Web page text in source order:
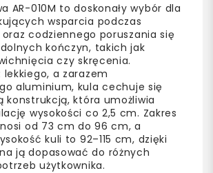
AR-010M to doskonały wybór dla
wsparcia podczas
codziennego poruszania się
kończyn, takich jak
czy skręcenia.
lekkiego, a zarazem
aluminium, kula cechuje się
konstrukcją, która umożliwia
wysokości co 2,5 cm. Zakres
od 73 cm do 96 cm, a
kuli to 92–115 cm, dzięki
ją dopasować do różnych
użytkownika.